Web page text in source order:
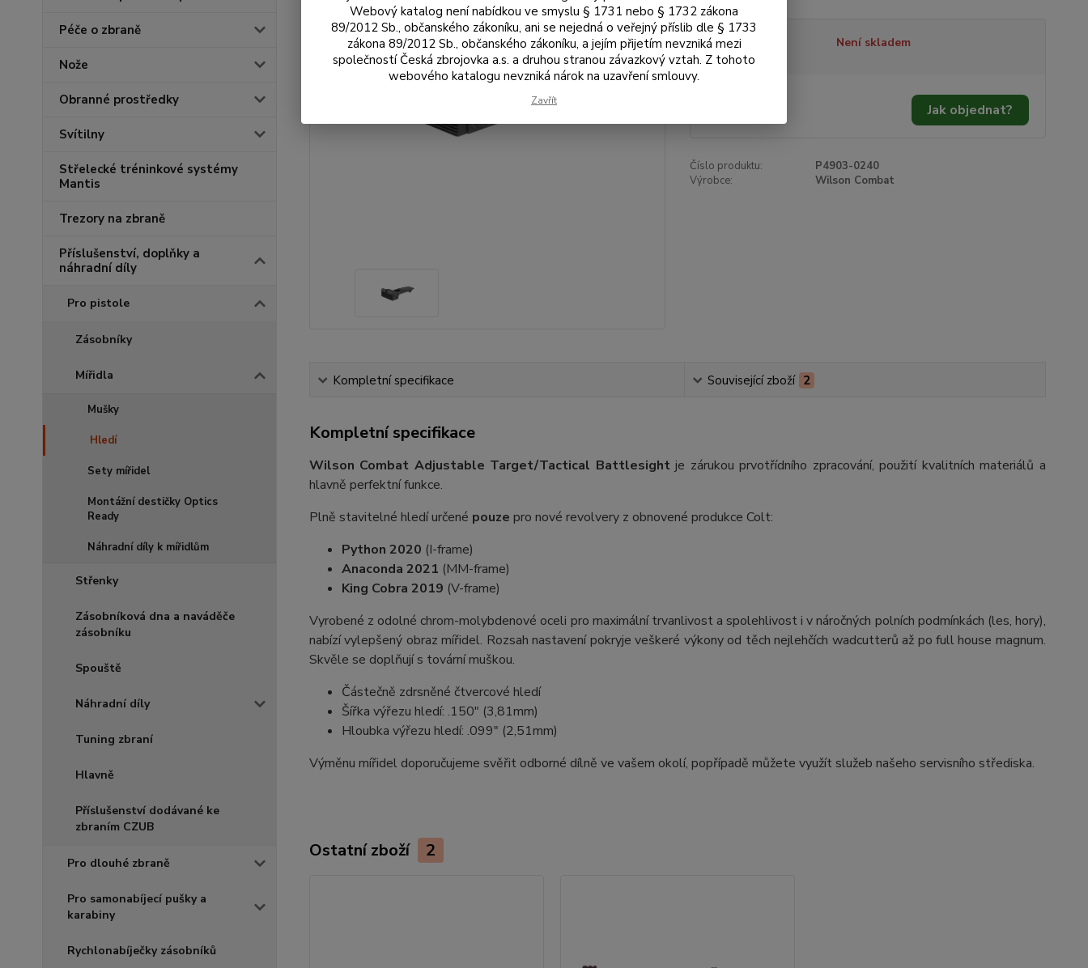
Péče o zbraně
Nože
Obranné prostředky
Svítilny
Střelecké tréninkové systémy
Mantis
Trezory na zbraně
Příslušenství, doplňky a
náhradní díly
Pro pistole
Zásobníky
Mířidla
Mušky
Hledí
Sety mířidel
Montážní destičky Optics
Ready
Náhradní díly k mířidlům
Střenky
Zásobníková dna a naváděče
zásobníku
Spouště
Náhradní díly
Tuning zbraní
Hlavně
Příslušenství dodávané ke
zbraním CZUB
Pro dlouhé zbraně
Pro samonabíjecí pušky a
karabiny
Rychlonabíječky zásobníků
Dostupnost Není skladem
Jak objednat?
Číslo produktu:
P4903-0240
Výrobce:
Wilson Combat
Kompletní specifikace Související zboží 2
Kompletní specifikace
Wilson Combat Adjustable Target/Tactical Battlesight je zárukou prvotřídního zpracování, použití kvalitních materiálů a
hlavně perfektní funkce.
Plně stavitelné hledí určené pouze pro nové revolvery z obnovené produkce Colt:
Python 2020 (I-frame)
Anaconda 2021 (MM-frame)
King Cobra 2019 (V-frame)
Vyrobené z odolné chrom-molybdenové oceli pro maximální trvanlivost a spolehlivost i v náročných polních podmínkách (les, hory),
nabízí vylepšený obraz mířidel. Rozsah nastavení pokryje veškeré výkony od těch nejlehčích wadcutterů až po full house magnum.
Skvěle se doplňují s tovární muškou.
Částečně zdrsněné čtvercové hledí
Šířka výřezu hledí: .150" (3,81mm)
Hloubka výřezu hledí: .099" (2,51mm)
Výměnu mířidel doporučujeme svěřit odborné dílně ve vašem okolí, popřípadě můžete využít služeb našeho servisního střediska.
Ostatní zboží 2
Webový katalog není nabídkou ve smyslu § 1731 nebo § 1732 zákona
89/2012 Sb., občanského zákoníku, ani se nejedná o veřejný příslib dle § 1733
zákona 89/2012 Sb., občanského zákoníku, a jejím přijetím nevzniká mezi
společností Česká zbrojovka a.s. a druhou stranou závazkový vztah. Z tohoto
webového katalogu nevzniká nárok na uzavření smlouvy.
Zavřít